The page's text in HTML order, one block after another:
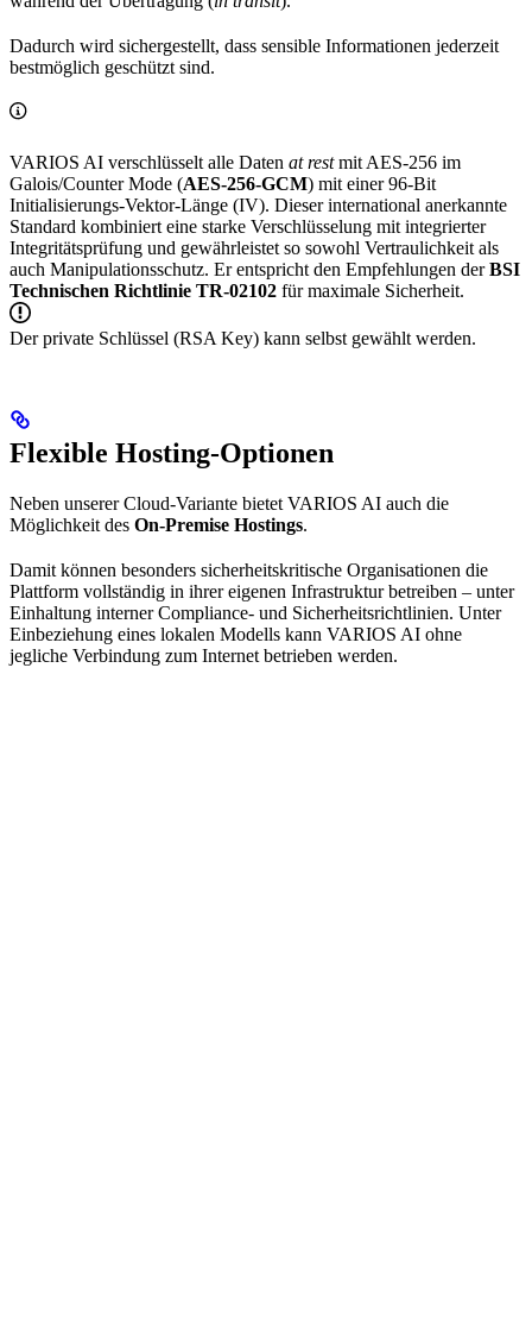
Dadurch wird sichergestellt, dass sensible Informationen jederzeit
bestmöglich geschützt sind.
VARIOS AI verschlüsselt alle Daten at restmit AES-256 im
Galois/Counter Mode (AES-256-GCM) mit einer 96-Bit
Initialisierungs-Vektor-Länge (IV). Dieser international anerkannte
Standard kombiniert eine starke Verschlüsselung mit integrierter
Integritätsprüfung und gewährleistet so sowohl Vertraulichkeit als
auch Manipulationsschutz. Er entspricht den Empfehlungen derBSI
Technischen Richtlinie TR-02102 für maximale Sicherheit.
Der private Schlüssel (RSA Key) kann selbst gewählt werden.
Flexible Hosting-Optionen
Neben unserer Cloud-Variante bietet VARIOS AI auch die
Möglichkeit des On-Premise Hostings.
Damit können besonders sicherheitskritische Organisationen die
Plattform vollständig in ihrer eigenen Infrastruktur betreiben – unter
Einhaltung interner Compliance- und Sicherheitsrichtlinien. Unter
Einbeziehung eines lokalen Modells kann VARIOS AI ohne
jegliche Verbindung zum Internet betrieben werden.